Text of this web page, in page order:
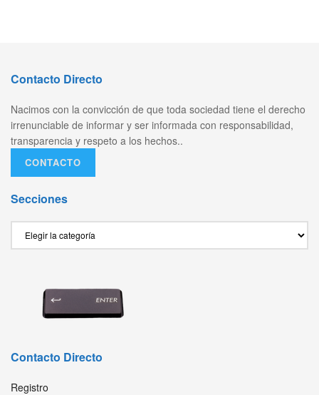
Contacto Directo
Nacimos con la convicción de que toda sociedad tiene el derecho
irrenunciable de informar y ser informada con responsabilidad,
transparencia y respeto a los hechos..
CONTACTO
Secciones
Contacto Directo
Registro